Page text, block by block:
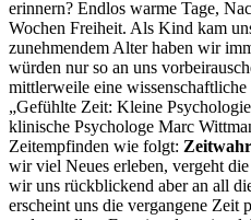
erinnern? Endlos warme Tage,
Wochen Freiheit. Als Kind kam
zunehmendem Alter haben wir
würden nur so an uns
mittlerweile eine
„Gefühlte Zeit: Kleine
klinische Psychologe Marc
Zeitempfinden wie folgt:
wir viel Neues erleben, vergeht
wir uns rückblickend aber an all
erscheint uns die vergangene Zeit